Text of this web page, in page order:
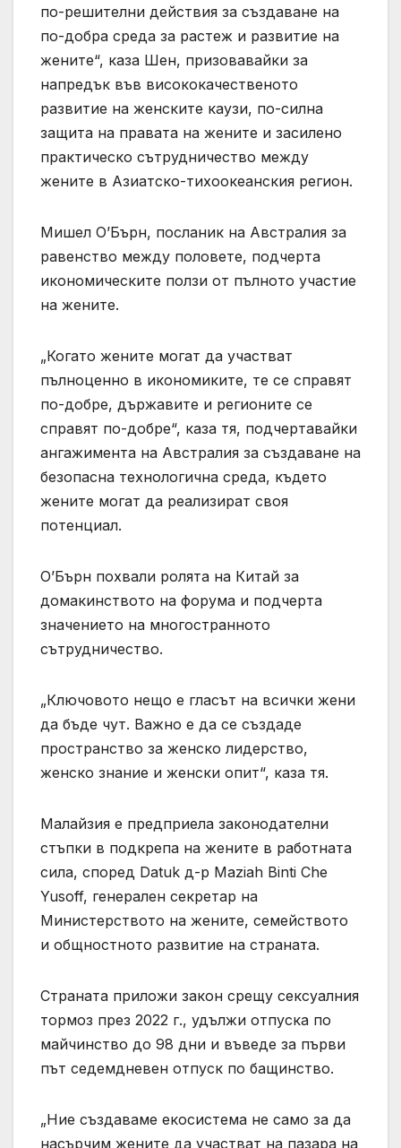
по-решителни действия за създаване на
по-добра среда за растеж и развитие на
жените“, каза Шен, призовавайки за
напредък във висококачественото
развитие на женските каузи, по-силна
защита на правата на жените и засилено
практическо сътрудничество между
жените в Азиатско-тихоокеанския регион.
Мишел О’Бърн, посланик на Австралия за
равенство между половете, подчерта
икономическите ползи от пълното участие
на жените.
„Когато жените могат да участват
пълноценно в икономиките, те се справят
по-добре, държавите и регионите се
справят по-добре“, каза тя, подчертавайки
ангажимента на Австралия за създаване на
безопасна технологична среда, където
жените могат да реализират своя
потенциал.
О’Бърн похвали ролята на Китай за
домакинството на форума и подчерта
значението на многостранното
сътрудничество.
„Ключовото нещо е гласът на всички жени
да бъде чут. Важно е да се създаде
пространство за женско лидерство,
женско знание и женски опит“, каза тя.
Малайзия е предприела законодателни
стъпки в подкрепа на жените в работната
сила, според Datuk д-р Maziah Binti Che
Yusoff, генерален секретар на
Министерството на жените, семейството
и общностното развитие на страната.
Страната приложи закон срещу сексуалния
тормоз през 2022 г., удължи отпуска по
майчинство до 98 дни и въведе за първи
път седемдневен отпуск по бащинство.
„Ние създаваме екосистема не само за да
насърчим жените да участват на пазара на